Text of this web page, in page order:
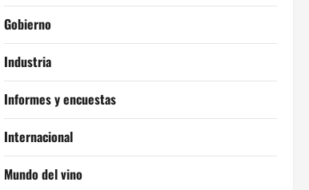
Gobierno
Industria
Informes y encuestas
Internacional
Mundo del vino